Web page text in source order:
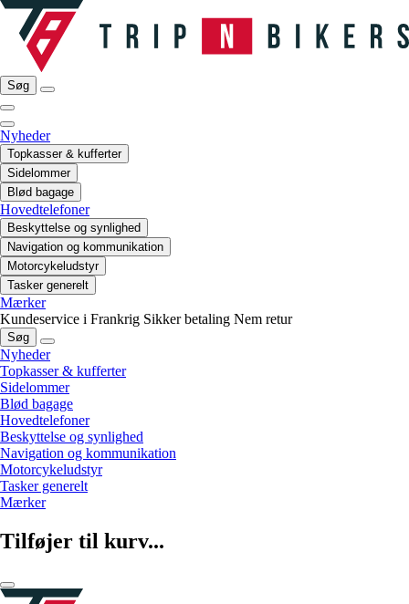
Søg
Nyheder
Topkasser & kufferter
Sidelommer
Blød bagage
Hovedtelefoner
Beskyttelse og synlighed
Navigation og kommunikation
Motorcykeludstyr
Tasker generelt
Mærker
Kundeservice i Frankrig Sikker betaling Nem retur
Søg
Nyheder
Topkasser & kufferter
Sidelommer
Blød bagage
Hovedtelefoner
Beskyttelse og synlighed
Navigation og kommunikation
Motorcykeludstyr
Tasker generelt
Mærker
Tilføjer til kurv...